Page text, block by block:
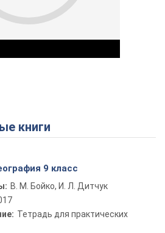
Play Video
книги
9 класс
В. М. Бойко, И. Л. Дитчук
Тетрадь для практических